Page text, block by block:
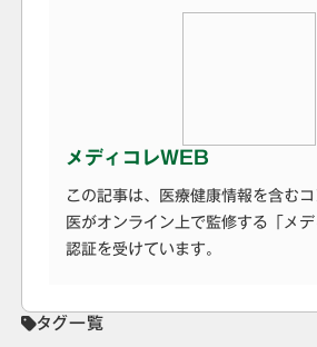
メディコレWEB
この記事は、医療健康情報を含む
医がオンライン上で監修する「メ
認証を受けています。
タグ一覧